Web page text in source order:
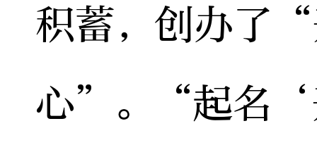
积蓄，创办了
心”。“起名‘